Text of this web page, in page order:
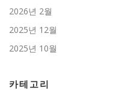
2026년 2월
2025년 12월
2025년 10월
카테고리